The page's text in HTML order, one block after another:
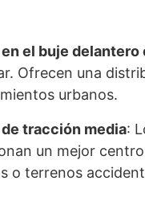
el buje delantero
Ofrecen una
urbanos.
tracción media:
un mejor
o terrenos